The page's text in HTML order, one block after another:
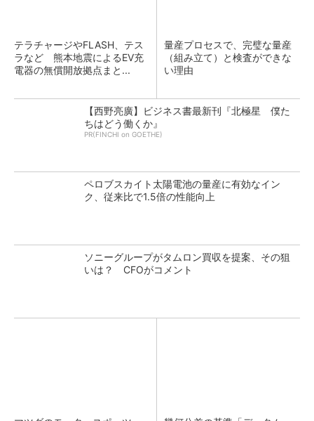
テラチャージやFLASH、テス
ラなど 熊本地震によるEV充
電器の無償開放拠点まと...
量産プロセスで、完璧な量産
（組み立て）と検査ができな
い理由
【西野亮廣】ビジネス書最新刊『北極星 僕た
ちはどう働くか』
PR(FINCHI on GOETHE)
ペロブスカイト太陽電池の量産に有効なイン
ク、従来比で1.5倍の性能向上
ソニーグループがタムロン買収を提案、その狙
いは？ CFOがコメント